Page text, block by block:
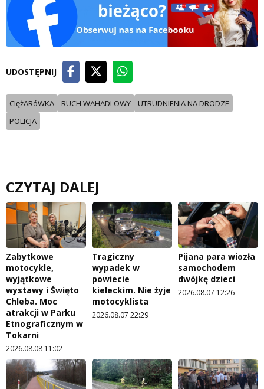
UDOSTĘPNIJ
CIężARóWKA RUCH WAHADLOWY
UTRUDNIENIA NA DRODZE
POLICJA
CZYTAJ DALEJ
Zabytkowe
motocykle,
wyjątkowe
wystawy i Święto
Chleba. Moc
atrakcji w Parku
Etnograficznym w
Tokarni
2026.08.08 11:02
Tragiczny
wypadek w
powiecie
kieleckim. Nie żyje
motocyklista
2026.08.07 22:29
Pijana para wiozła
samochodem
dwójkę dzieci
2026.08.07 12:26